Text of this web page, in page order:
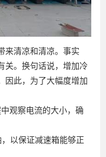
来清凉和清凉。事实
关。换句话说，增加冷
因此，为了大幅度增加
观察电流的大小，确
以保证减速箱能够正